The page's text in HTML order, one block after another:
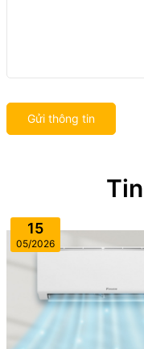
Gửi thông tin
15
05/2026